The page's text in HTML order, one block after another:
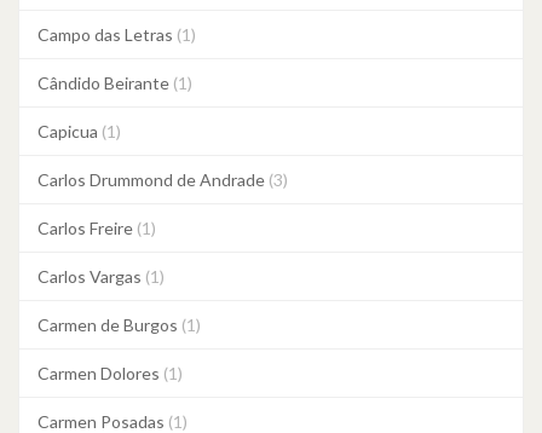
Campo das Letras (1)
Cândido Beirante (1)
Capicua (1)
Carlos Drummond de Andrade (3)
Carlos Freire (1)
Carlos Vargas (1)
Carmen de Burgos (1)
Carmen Dolores (1)
Carmen Posadas (1)